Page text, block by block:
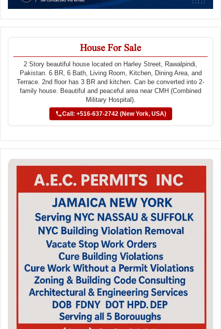
House For Sale
2 Story beautiful house located on Harley Street, Rawalpindi,
Pakistan. 6 BR, 6 Bath, Living Room, Kitchen, Dining Area, and
Terrace. 2nd floor has 3 BR and kitchen. Can be converted into 2-
family house. Beautiful and peaceful area near CMH (Combined
Military Hospital).
Call: +516-637-2742 (New York, USA)